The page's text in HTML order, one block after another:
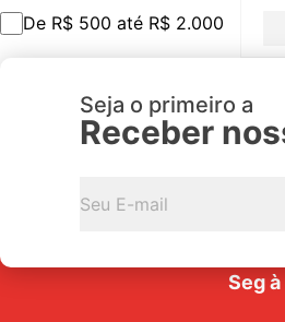
De R$ 500 até R$ 2.000
Seja o primeiro a
Receber
Seg